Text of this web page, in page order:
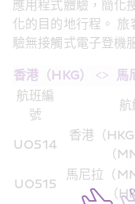
應用程式體驗，簡化
化的目的地行程。
驗無接觸式電子登機
香港（HKG） <>  馬
航班編
號
航
UO514
香港（
（
UO515
馬尼拉（
（